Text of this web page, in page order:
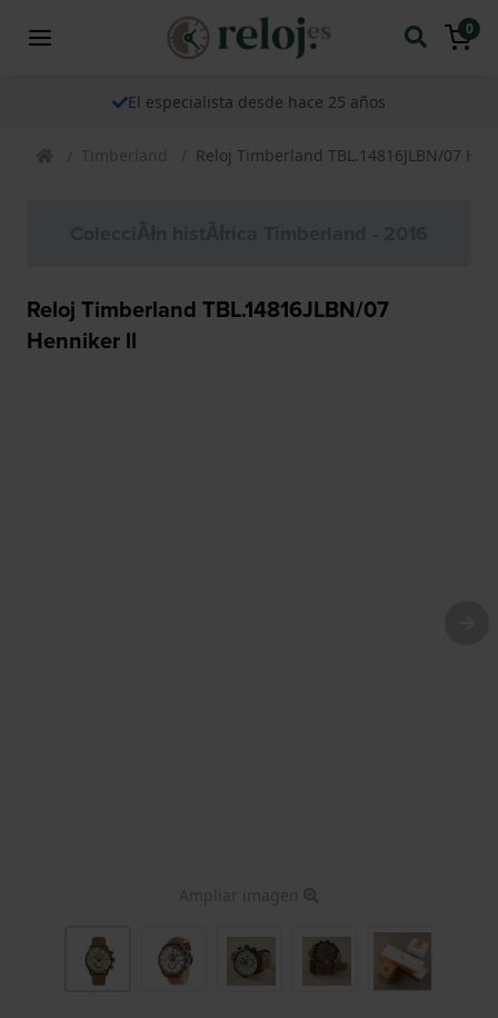
0
El especialista desde hace 25 años
Timberland Reloj Timberland TBL.14816JLBN/07
Reloj Timberland TBL.14816JLBN/07
Henniker ll
Ampliar imagen